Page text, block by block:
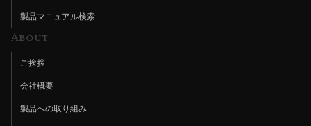
製品マニュアル検索
About
ご挨拶
会社概要
製品への取り組み